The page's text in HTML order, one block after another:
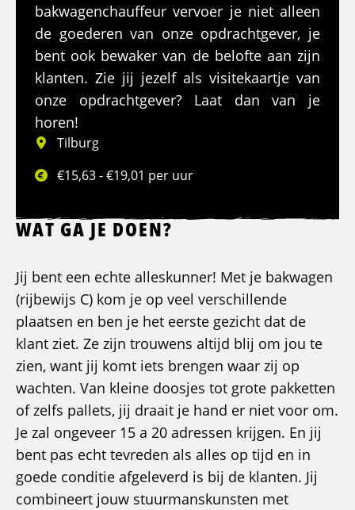
bakwagenchauffeur vervoer je niet alleen
de goederen van onze opdrachtgever, je
bent ook bewaker van de belofte aan zijn
klanten. Zie jij jezelf als visitekaartje van
onze opdrachtgever? Laat dan van je
horen!
Tilburg
€15,63 - €19,01 per uur
WAT GA JE DOEN?
Jij bent een echte alleskunner! Met je bakwagen
(rijbewijs C) kom je op veel verschillende
plaatsen en ben je het eerste gezicht dat de
klant ziet. Ze zijn trouwens altijd blij om jou te
zien, want jij komt iets brengen waar zij op
wachten. Van kleine doosjes tot grote pakketten
of zelfs pallets, jij draait je hand er niet voor om.
Je zal ongeveer 15 a 20 adressen krijgen. En jij
bent pas echt tevreden als alles op tijd en in
goede conditie afgeleverd is bij de klanten. Jij
combineert jouw stuurmanskunsten met